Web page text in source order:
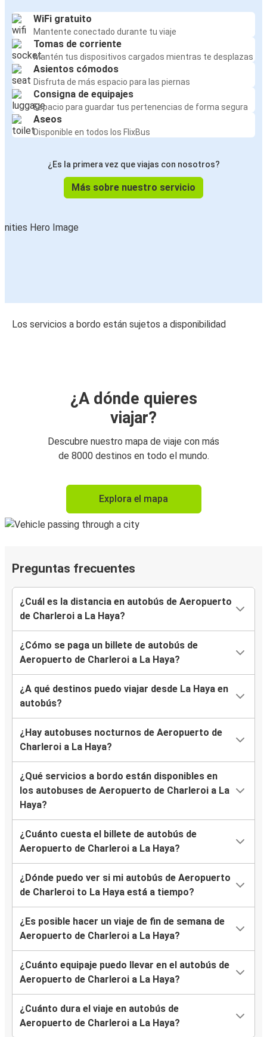
WiFi gratuito
Mantente conectado durante tu viaje
Tomas de corriente
Mantén tus dispositivos cargados mientras te desplazas
Asientos cómodos
Disfruta de más espacio para las piernas
Consigna de equipajes
Espacio para guardar tus pertenencias de forma segura
Aseos
Disponible en todos los FlixBus
¿Es la primera vez que viajas con nosotros?
Más sobre nuestro servicio
Los servicios a bordo están sujetos a disponibilidad
¿A dónde quieres
viajar?
Descubre nuestro mapa de viaje con más
de 8000 destinos en todo el mundo.
Explora el mapa
Preguntas frecuentes
¿Cuál es la distancia en autobús de Aeropuerto
de Charleroi a La Haya?
¿Cómo se paga un billete de autobús de
Aeropuerto de Charleroi a La Haya?
¿A qué destinos puedo viajar desde La Haya en
autobús?
¿Hay autobuses nocturnos de Aeropuerto de
Charleroi a La Haya?
¿Qué servicios a bordo están disponibles en
los autobuses de Aeropuerto de Charleroi a La
Haya?
¿Cuánto cuesta el billete de autobús de
Aeropuerto de Charleroi a La Haya?
¿Dónde puedo ver si mi autobús de Aeropuerto
de Charleroi to La Haya está a tiempo?
¿Es posible hacer un viaje de fin de semana de
Aeropuerto de Charleroi a La Haya?
¿Cuánto equipaje puedo llevar en el autobús de
Aeropuerto de Charleroi a La Haya?
¿Cuánto dura el viaje en autobús de
Aeropuerto de Charleroi a La Haya?